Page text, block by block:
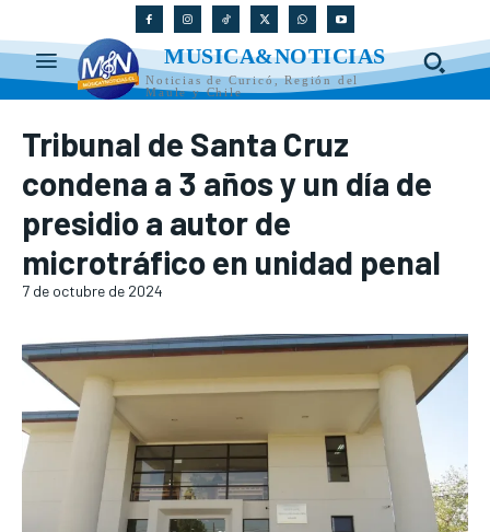
MUSICA&NOTICIAS
Noticias de Curicó, Región del
Maule y Chile
Tribunal de Santa Cruz
condena a 3 años y un día de
presidio a autor de
microtráfico en unidad penal
7 de octubre de 2024